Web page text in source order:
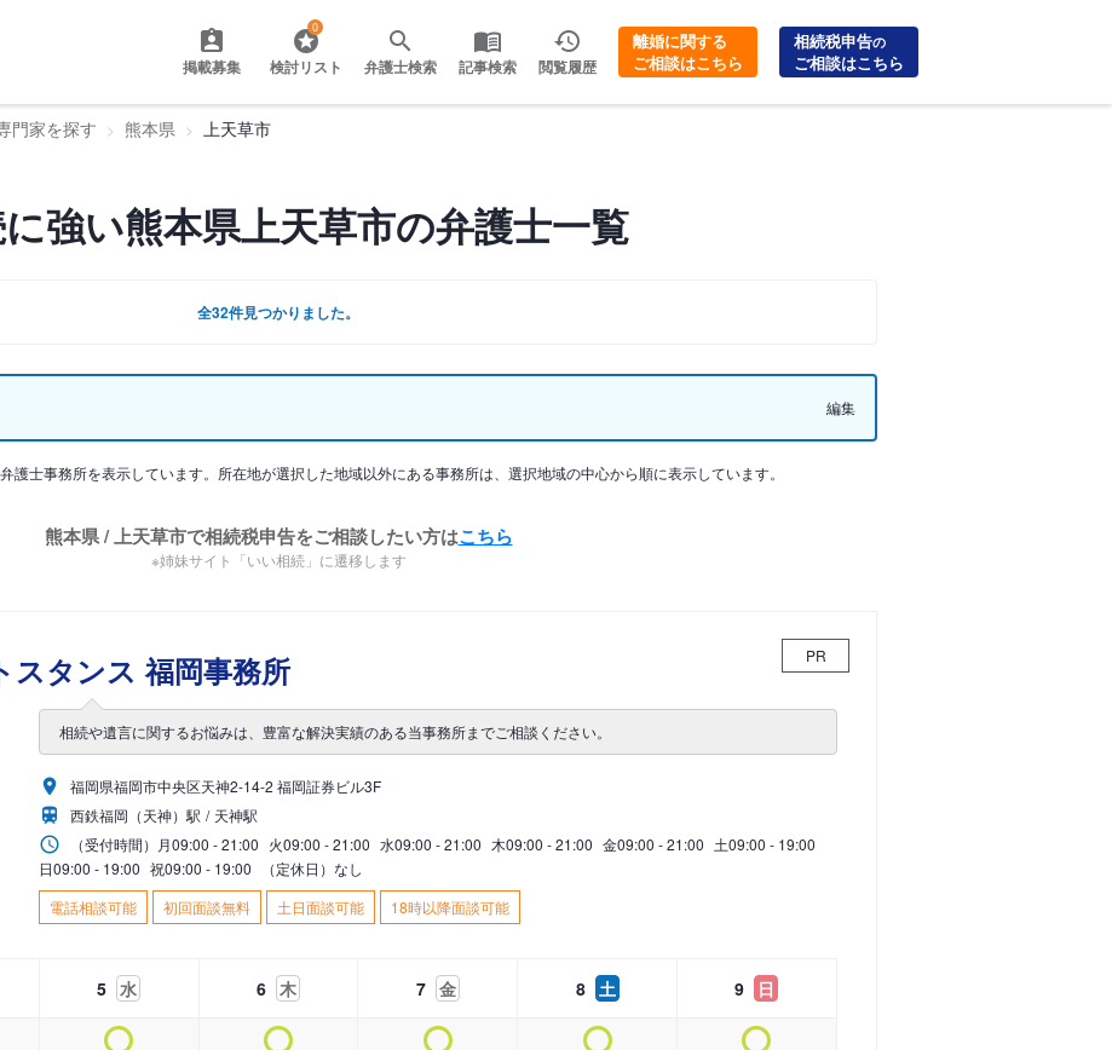
掲載募集
0
検討リスト 弁護士検索 記事検索 閲覧履歴
離婚に関する
ご相談はこちら
相続税申告の
ご相談はこちら
門家を探す 熊本県 上天草市
強い熊本県上天草市の弁護士一覧
全32件見つかりました。
編集
護士事務所を表示しています。所在地が選択した地域以外にある事務所は、選択地域の中心から順に表示しています。
熊本県 / 上天草市で相続税申告をご相談したい方はこちら
※姉妹サイト「いい相続」に遷移します
スタンス 福岡事務所 PR
相続や遺言に関するお悩みは、豊富な解決実績のある当事務所までご相談ください。
福岡県福岡市中央区天神2-14-2 福岡証券ビル3F
西鉄福岡（天神）駅
天神駅
（受付時間） 月09:00 - 21:00 火09:00 - 21:00 水09:00 - 21:00 木09:00 - 21:00 金09:00 - 21:00 土09:00 - 19:00
日09:00 - 19:00 祝09:00 - 19:00
（定休日）なし
電話相談可能
初回面談無料 土日面談可能 18時以降面談可能
5 水 6 木 7 金 8 土 9 日